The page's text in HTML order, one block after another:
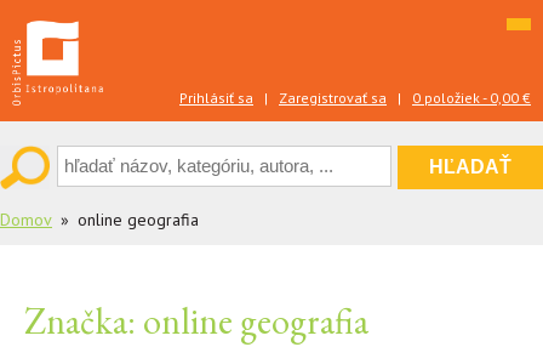
to
content
Prihlásiť sa | Zaregistrovať sa | 0 položiek - 0,00 €
Domov online geografia
Značka: online geografia